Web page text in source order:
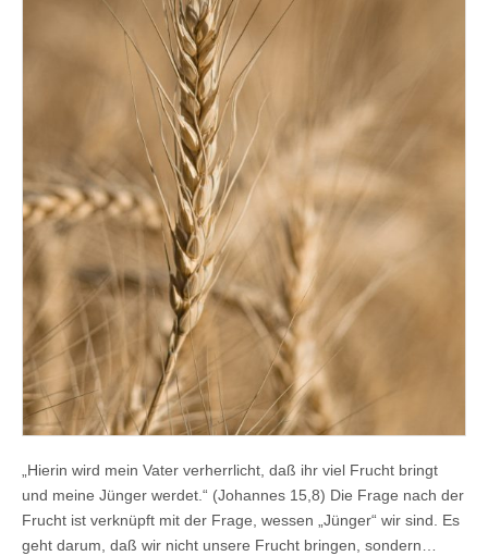
„Hierin wird mein Vater verherrlicht, daß ihr viel Frucht bringt
und meine Jünger werdet.“ (Johannes 15,8) Die Frage nach der
Frucht ist verknüpft mit der Frage, wessen „Jünger“ wir sind. Es
geht darum, daß wir nicht unsere Frucht bringen, sondern…